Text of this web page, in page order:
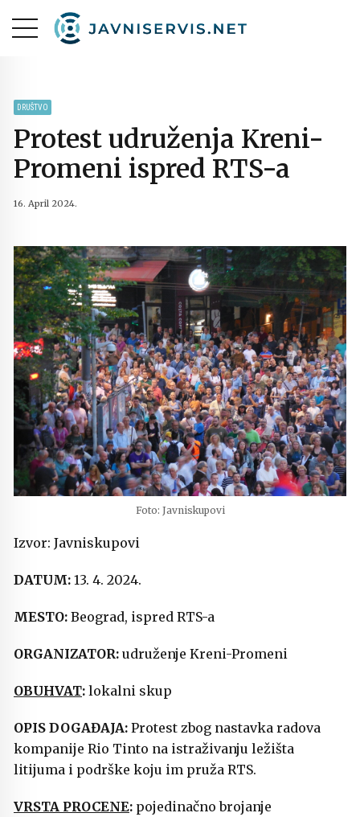
DRUŠTVO
Protest udruženja Kreni-
Promeni ispred RTS-a
16. April 2024.
Foto: Javniskupovi
Izvor: Javniskupovi
DATUM: 13. 4. 2024.
MESTO: Beograd, ispred RTS-a
ORGANIZATOR: udruženje Kreni-Promeni
OBUHVAT: lokalni skup
OPIS DOGAĐAJA: Protest zbog nastavka radova
kompanije Rio Tinto na istraživanju ležišta
litijuma i podrške koju im pruža RTS.
VRSTA PROCENE: pojedinačno brojanje